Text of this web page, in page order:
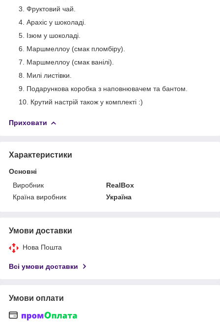
Фруктовий чай.
Арахіс у шоколаді.
Ізюм у шоколаді.
Маршмеллоу (смак пломбіру).
Маршмеллоу (смак ванілі).
Милі листівки.
Подарункова коробка з наповнювачем та бантом.
Крутий настрій також у комплекті :)
Приховати
Характеристики
Основні
Виробник
RealBox
Країна виробник
Україна
Умови доставки
Нова Пошта
Всі умови доставки
Умови оплати